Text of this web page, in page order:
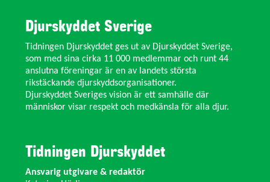
Djurskyddet Sverige
Tidningen Djurskyddet ges ut av Djurskyddet Sverige,
som med sina cirka 11 000 medlemmar och runt 44
anslutna föreningar är en av landets största
rikstäckande djurskyddsorganisationer.
Djurskyddet Sveriges vision är ett samhälle där
människor visar respekt och medkänsla för alla djur.
Tidningen Djurskyddet
Ansvarig utgivare & redaktör